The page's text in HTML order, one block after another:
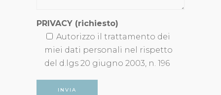
PRIVACY (richiesto)
Autorizzo il trattamento dei
miei dati personali nel rispetto
del d.lgs 20 giugno 2003, n. 196